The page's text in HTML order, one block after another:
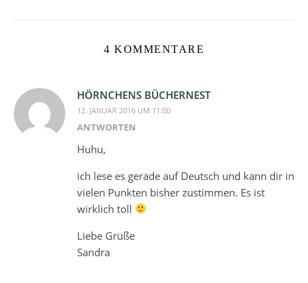
4 KOMMENTARE
HÖRNCHENS BÜCHERNEST
12. JANUAR 2016 UM 11:00
ANTWORTEN
Huhu,
ich lese es gerade auf Deutsch und kann dir in
vielen Punkten bisher zustimmen. Es ist
wirklich toll
Liebe Grüße
Sandra